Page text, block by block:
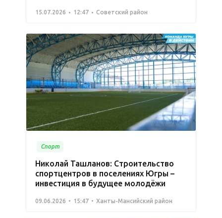
15.07.2026 12:47 Советский район
Спорт
Николай Ташланов: Строительство
спортцентров в поселениях Югры –
инвестиция в будущее молодёжи
09.06.2026 15:47 Ханты-Мансийский район